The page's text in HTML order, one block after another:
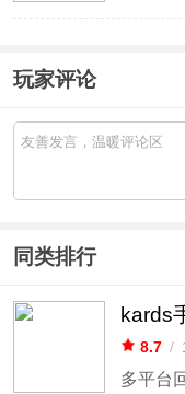
玩家评论
同类排行
kards
8.7 /
多平台